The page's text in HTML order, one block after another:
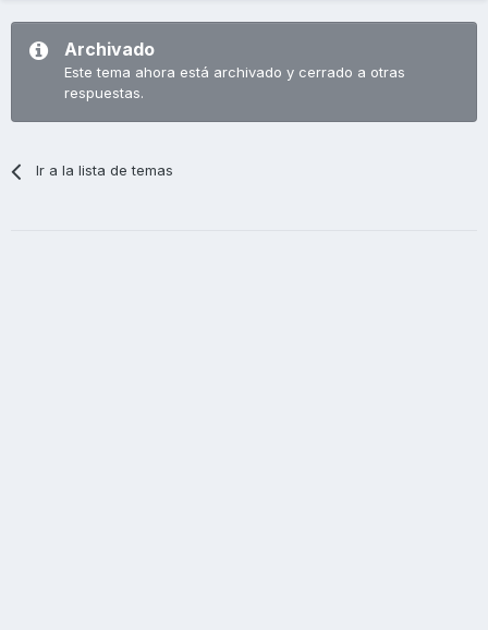
Archivado
Este tema ahora está archivado y cerrado a otras
respuestas.
Ir a la lista de temas